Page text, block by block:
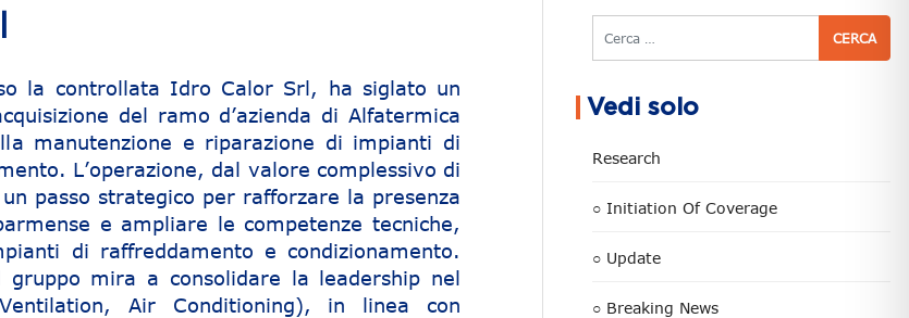
la controllata Idro Calor Srl, ha siglato un
del ramo d’azienda di Alfatermica
manutenzione e riparazione di impianti di
L’operazione, dal valore complessivo di
passo strategico per rafforzare la presenza
e ampliare le competenze tecniche,
di raffreddamento e condizionamento.
gruppo mira a consolidare la leadership nel
Air Conditioning), in linea con
Cerca
Vedi solo
Research
○ Initiation Of Coverage
○ Update
○ Breaking News